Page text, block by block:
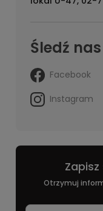
Śledź
Facebook
Instagram
Otrzymuj